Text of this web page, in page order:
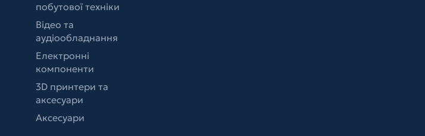
побутової техніки
Відео та
аудіообладнання
Електронні
компоненти
3D принтери та
аксесуари
Аксесуари